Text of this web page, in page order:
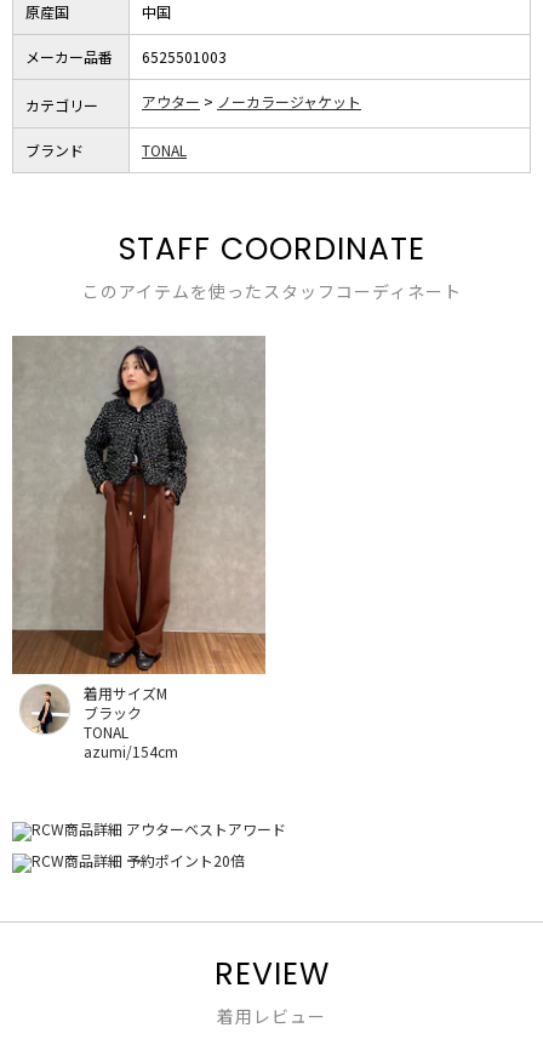
原産国 中国
メーカー品番 6525501003
カテゴリー アウター ノーカラージャケット
ブランド TONAL
STAFF COORDINATE
このアイテムを使ったスタッフコーディネート
着用サイズM
ブラック
TONAL
azumi/154cm
REVIEW
着用レビュー